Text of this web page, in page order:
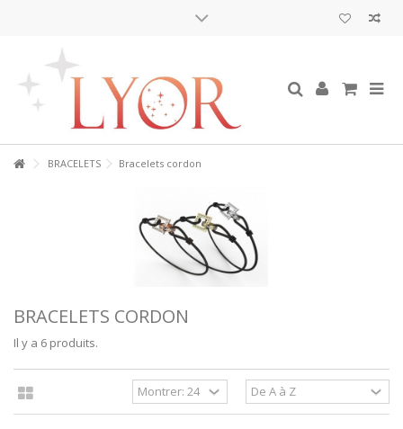
BRACELETS Bracelets cordon
BRACELETS CORDON
Il y a 6 produits.